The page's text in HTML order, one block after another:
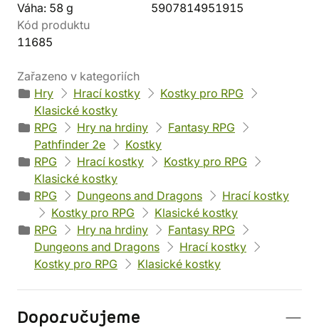
Váha: 58 g
5907814951915
Kód produktu
11685
Zařazeno v kategoriích
Hry
Hrací kostky
Kostky pro RPG
Klasické kostky
RPG
Hry na hrdiny
Fantasy RPG
Pathfinder 2e
Kostky
RPG
Hrací kostky
Kostky pro RPG
Klasické kostky
RPG
Dungeons and Dragons
Hrací kostky
Kostky pro RPG
Klasické kostky
RPG
Hry na hrdiny
Fantasy RPG
Dungeons and Dragons
Hrací kostky
Kostky pro RPG
Klasické kostky
Doporučujeme